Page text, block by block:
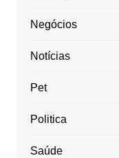
Negócios
Notícias
Pet
Politica
Saúde